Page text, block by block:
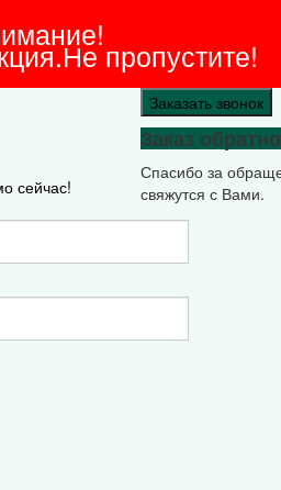
пропустите!
сейчас!
Заказать звонок
Заказ
Спасибо за
свяжутся с Вами.